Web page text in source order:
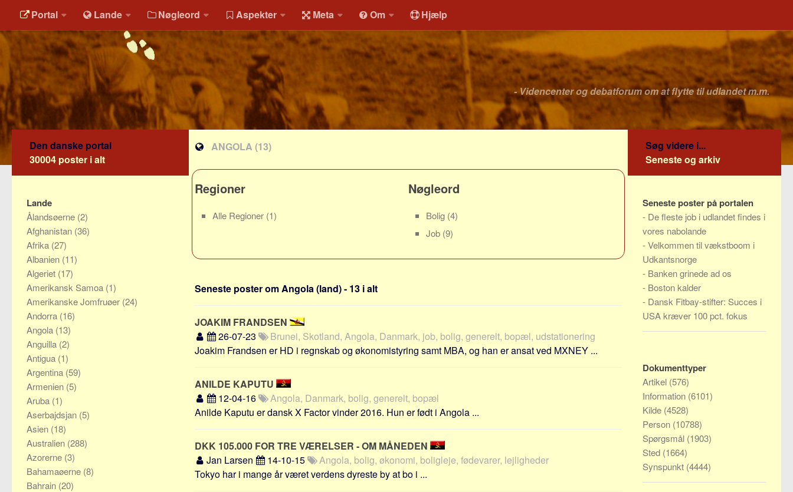
Portal Lande Nøgleord Aspekter Meta Om Hjælp
- Videncenter og debatforum om at flytte til udlandet m.m.
ANGOLA (13)
Regioner
Alle Regioner (1)
Nøgleord
Bolig (4)
Job (9)
Seneste poster om Angola (land) - 13 i alt
JOAKIM FRANDSEN
26-07-23
Brunei, Skotland, Angola, Danmark, job, bolig, generelt, bopæl, udstationering
Joakim Frandsen er HD i regnskab og økonomistyring samt MBA, og han er ansat ved MXNEY ...
ANILDE KAPUTU
12-04-16
Angola, Danmark, bolig, generelt, bopæl
Anilde Kaputu er dansk X Factor vinder 2016. Hun er født i Angola ...
DKK 105.000 FOR TRE VÆRELSER - OM MÅNEDEN
Jan Larsen
14-10-15
Angola, bolig, økonomi, boligleje, fødevarer, lejligheder
Tokyo har i mange år været verdens dyreste by at bo i ...
Den danske portal
30004 poster i alt
Lande
Ålandsøerne (2)
Afghanistan (36)
Afrika (27)
Albanien (11)
Algeriet (17)
Amerikansk Samoa (1)
Amerikanske Jomfruøer (24)
Andorra (16)
Angola (13)
Anguilla (2)
Antigua (1)
Argentina (59)
Armenien (5)
Aruba (1)
Aserbajdsjan (5)
Asien (18)
Australien (288)
Azorerne (3)
Bahamaøerne (8)
Bahrain (20)
Søg videre i...
Seneste og arkiv
Seneste poster på portalen
- De fleste job i udlandet findes i
vores nabolande
-Velkommen til vækstboom i
Udkantsnorge
- Banken grinede ad os
- Boston kalder
- Dansk Fitbay-stifter: Succes i
USA kræver 100 pct. fokus
Dokumenttyper
Artikel (576)
Information (6101)
Kilde (4528)
Person (10788)
Spørgsmål (1903)
Sted (1664)
Synspunkt (4444)